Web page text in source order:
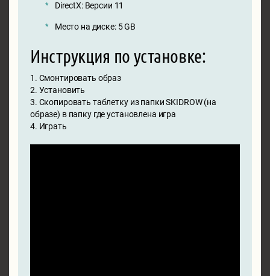
DirectX: Версии 11
Место на диске: 5 GB
Инструкция по установке:
1. Смонтировать образ
2. Установить
3. Скопировать таблетку из папки SKIDROW (на
образе) в папку где установлена игра
4. Играть